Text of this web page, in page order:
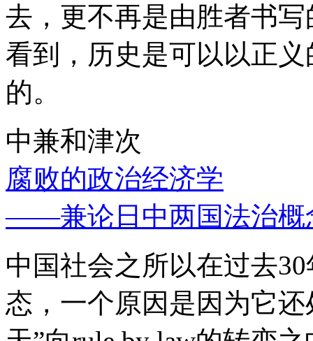
去，更不再是由胜者书
看到，历史是可以以正
的。
中兼和津次
腐败的政治经济学
——兼论日中两国法治概
中国社会之所以在过去
态，一个原因是因为它